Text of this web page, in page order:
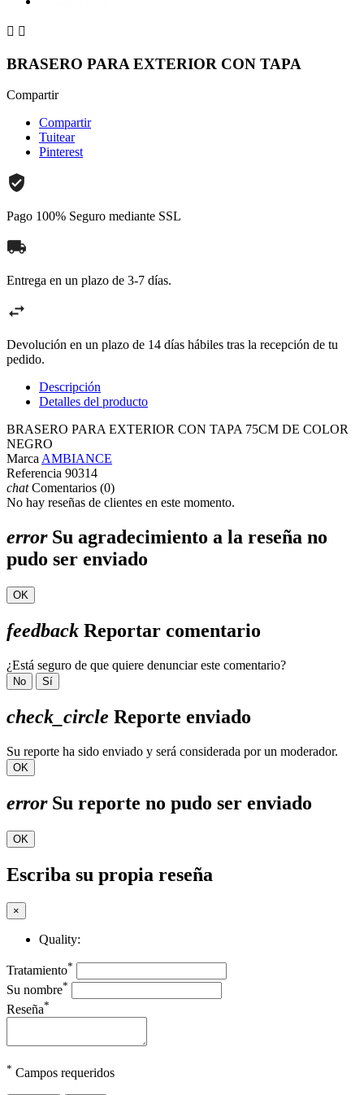
 
BRASERO PARA EXTERIOR CON TAPA
Compartir
Compartir
Tuitear
Pinterest
Pago 100% Seguro mediante SSL
Entrega en un plazo de 3-7 días.
Devolución en un plazo de 14 días hábiles tras la recepción de tu
pedido.
Descripción
Detalles del producto
BRASERO PARA EXTERIOR CON TAPA 75CM DE COLOR
NEGRO
MarcaAMBIANCE
Referencia 90314
chatComentarios (0)
No hay reseñas de clientes en este momento.
errorSu agradecimiento a la reseña no
pudo ser enviado
OK
feedback Reportar comentario
¿Está seguro de que quiere denunciar este comentario?
No Sí
check_circle Reporte enviado
Su reporte ha sido enviado y será considerada por un moderador.
OK
errorSu reporte no pudo ser enviado
OK
Escriba su propia reseña
×
Quality:
Tratamiento*
Su nombre*
Reseña*
* Campos requeridos